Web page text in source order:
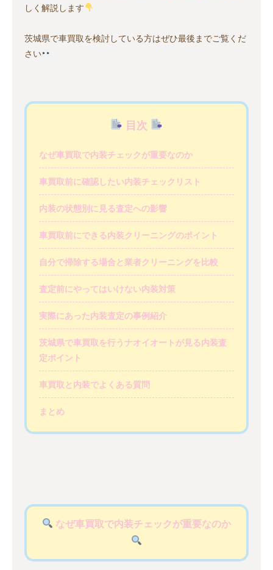
しく解説します
茨城県で車買取を検討している方はぜひ最後までご覧くだ
さい
目次
なぜ車買取で内装チェックが重要なのか
車買取前に確認したい内装チェックリスト
内装の状態別に見る査定への影響
車買取前にできる内装クリーニングのポイント
自分で掃除する場合と業者クリーニングを比較
査定前にやってはいけない内装対策
実際にあった内装査定の事例紹介
茨城県で車買取を行うナオイオートが見る内装査
定ポイント
車買取と内装でよくある質問
まとめ
なぜ車買取で内装チェックが重要なのか